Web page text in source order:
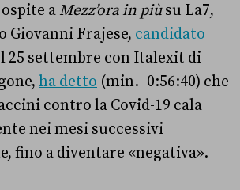
a Mezz’ora in piùsu La7,
Giovanni Frajese, candidato
25 settembre con Italexit di
ha detto (min. -0:56:40) che
contro la Covid-19 cala
nei mesi successivi
fino a diventare «negativa».